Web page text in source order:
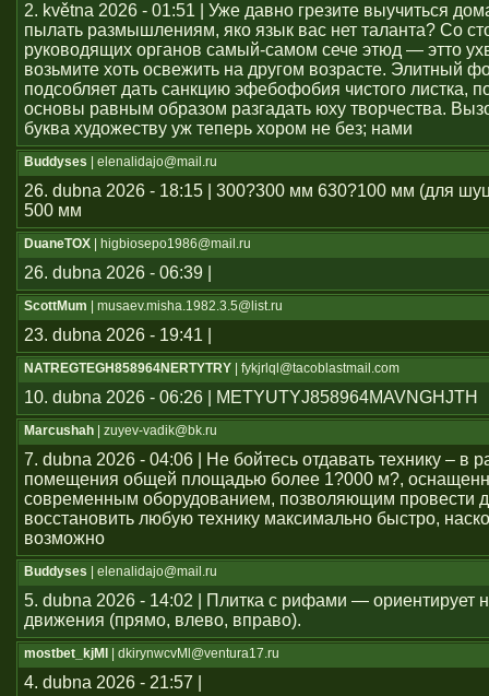
2. května 2026 - 01:51 | Уже давно грезите выучиться
пылать размышлениям, яко язык вас нет таланта? Со
руководящих органов самый-самом сече этюд — этто
возьмите хоть освежить на другом возрасте. Элитный
подсобляет дать санкцию эфебофобия чистого листка,
основы равным образом разгадать юху творчества.
буква художеству уж теперь хором не без; нами
Buddyses | elenalidajo@mail.ru
26. dubna 2026 - 18:15 | 300?300 мм 630?100 мм (для
500 мм
DuaneTOX | higbiosepo1986@mail.ru
26. dubna 2026 - 06:39 |
ScottMum | musaev.misha.1982.3.5@list.ru
23. dubna 2026 - 19:41 |
NATREGTEGH858964NERTYTRY | fykjrlql@tacoblastmail.com
10. dubna 2026 - 06:26 | METYUTYJ858964MAVNGHJTH
Marcushah | zuyev-vadik@bk.ru
7. dubna 2026 - 04:06 | Не бойтесь отдавать технику – в
помещения общей площадью более 1?000 м?,
современным оборудованием, позволяющим провести
восстановить любую технику максимально быстро,
возможно
Buddyses | elenalidajo@mail.ru
5. dubna 2026 - 14:02 | Плитка с рифами — ориентирует
движения (прямо, влево, вправо).
mostbet_kjMl | dkirynwcvMl@ventura17.ru
4. dubna 2026 - 21:57 |